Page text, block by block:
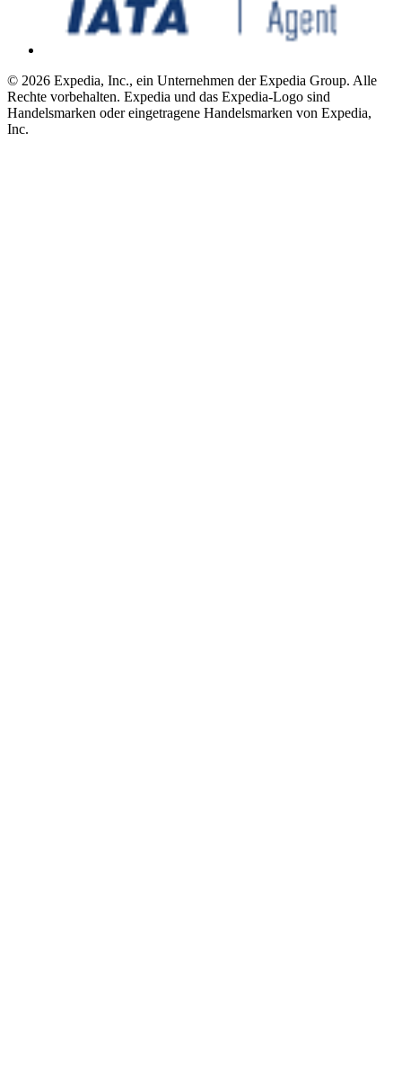
© 2026 Expedia, Inc., ein Unternehmen der Expedia Group. Alle
Rechte vorbehalten. Expedia und das Expedia-Logo sind
Handelsmarken oder eingetragene Handelsmarken von Expedia,
Inc.